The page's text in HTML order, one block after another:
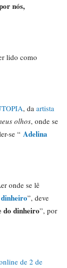
nós,
lido como
, da artista
olhos, onde se
se “ Adelina
onde se lê
”, deve
do dinheiro”, por
de 2 de